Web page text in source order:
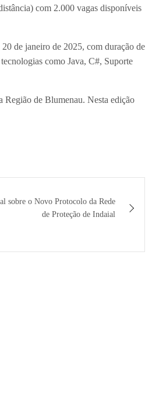
com 2.000 vagas disponíveis
de janeiro de 2025, com duração de
como Java, C#, Suporte
de Blumenau. Nesta edição
sobre o Novo Protocolo da Rede
de Proteção de Indaial